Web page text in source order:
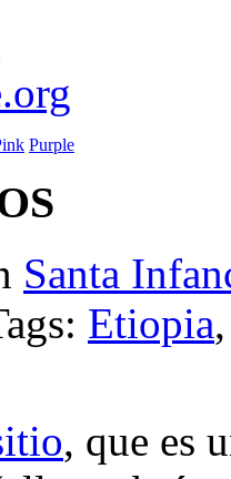
Purple
Santa
Etiopia,
, que es